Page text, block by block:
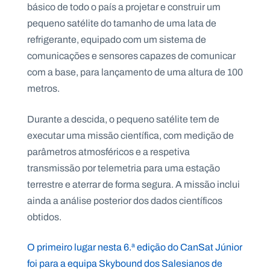
básico de todo o país a projetar e construir um
pequeno satélite do tamanho de uma lata de
refrigerante, equipado com um sistema de
comunicações e sensores capazes de comunicar
com a base, para lançamento de uma altura de 100
metros.
Durante a descida, o pequeno satélite tem de
executar uma missão científica, com medição de
parâmetros atmosféricos e a respetiva
transmissão por telemetria para uma estação
terrestre e aterrar de forma segura. A missão inclui
ainda a análise posterior dos dados científicos
obtidos.
O primeiro lugar nesta 6.ª edição do CanSat Júnior
foi para a equipa Skybound dos Salesianos de
t
A
g
e
d
C
o
n
o
N
w
s
l
e
tt
e